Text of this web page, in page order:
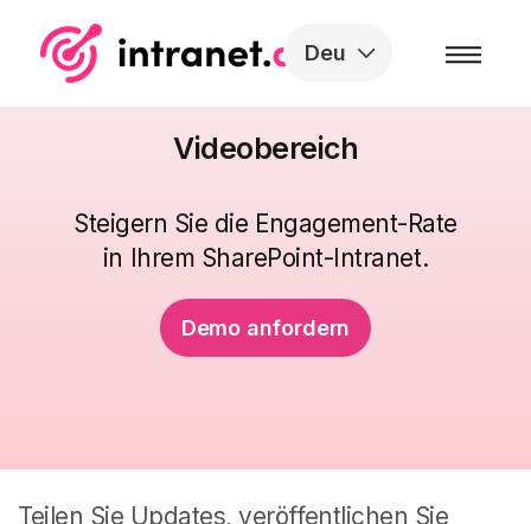
Deu
Videobereich
Steigern Sie die Engagement-Rate
in Ihrem SharePoint-Intranet.
Demo anfordern
Teilen Sie Updates, veröffentlichen Sie